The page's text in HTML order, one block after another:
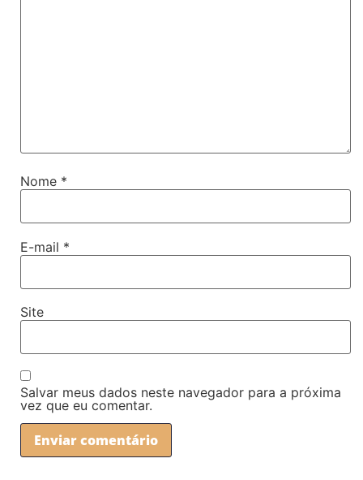
Nome *
E-mail *
Site
Salvar meus dados neste navegador para a próxima
vez que eu comentar.